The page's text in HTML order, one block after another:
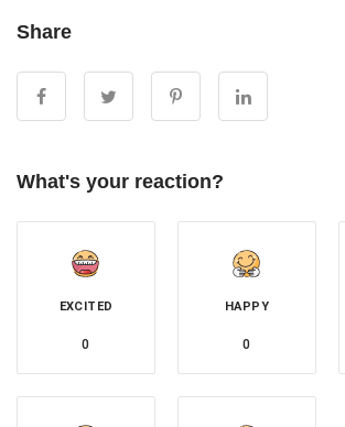
Share
What's your reaction?
EXCITED
0
HAPPY
0